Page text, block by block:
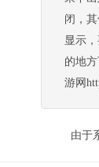
闭，
显示
的地
游网
由于